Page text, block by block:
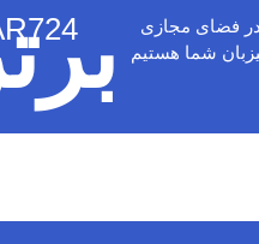
فضای مجازی
شما هستیم